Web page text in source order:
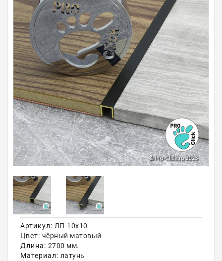
Профили для стекла и SPC
Обводы для труб
Алюминиевые профили
Крепёж и крепления
Садовая мебель
Оплата
Доставка
Самовывоз
Акции
Артикул: ЛП-10х10
Цвет: чёрный матовый
Длина: 2700 мм.
Материал: латунь